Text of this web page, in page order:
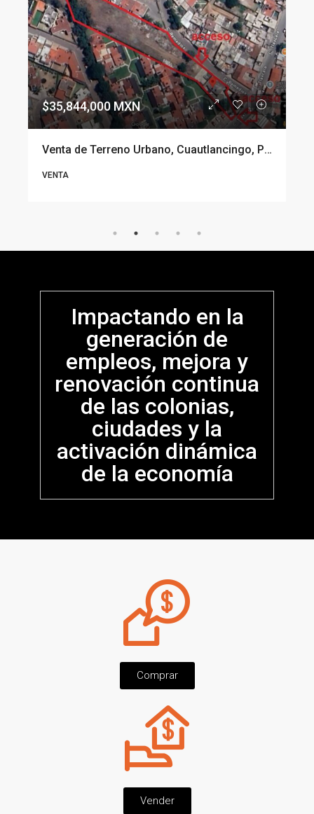
Venta de Terreno Urbano, Cuautlancingo, Puebla
$1,000,000 MXN
Impactando en la
generación de
empleos, mejora y
renovación continua
de las colonias,
ciudades y la
activación dinámica
de la economía
Comprar
Vender